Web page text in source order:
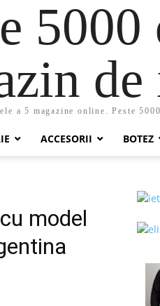
a 5 magazine online. Peste
ACCESORII BOTEZ
model